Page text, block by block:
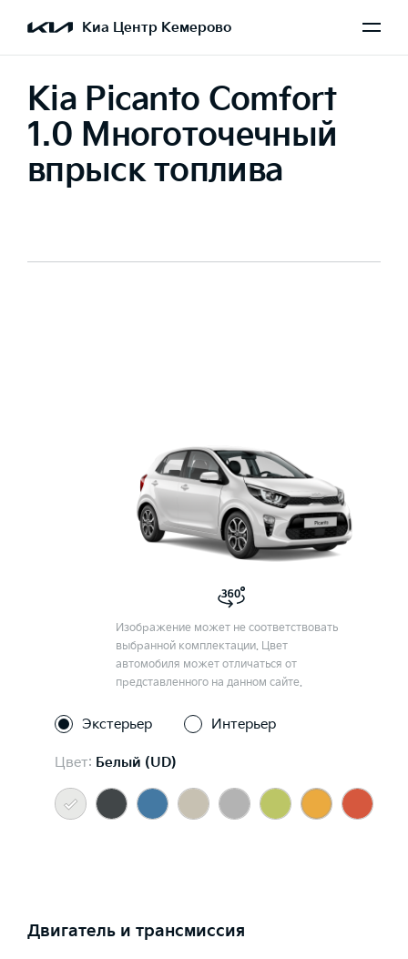
Киа Центр Кемерово
Kia Picanto Comfort
1.0 Многоточечный
впрыск топлива
Изображение может не соответствовать
выбранной комплектации. Цвет
автомобиля может отличаться от
представленного на данном сайте.
Экстерьер Интерьер
Цвет: Белый (UD)
Двигатель и трансмиссия